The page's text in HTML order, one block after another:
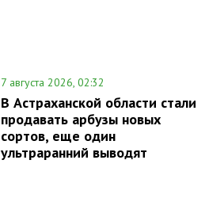
7 августа 2026, 02:32
В Астраханской области стали
продавать арбузы новых
сортов, еще один
ультраранний выводят